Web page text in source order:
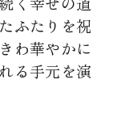
ふたりを祝
わ華やかに
る手元を演